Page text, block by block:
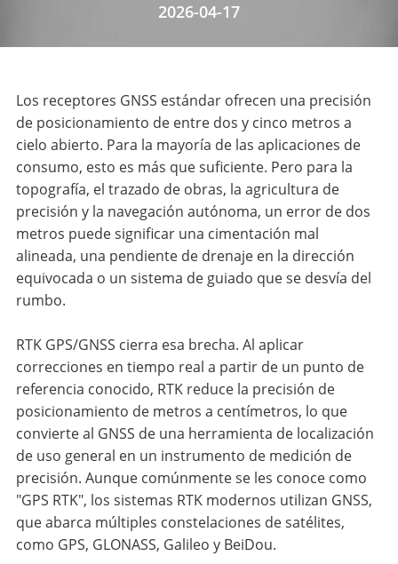
2026-04-17
Los receptores GNSS estándar ofrecen una precisión
de posicionamiento de entre dos y cinco metros a
cielo abierto. Para la mayoría de las aplicaciones de
consumo, esto es más que suficiente. Pero para la
topografía, el trazado de obras, la agricultura de
precisión y la navegación autónoma, un error de dos
metros puede significar una cimentación mal
alineada, una pendiente de drenaje en la dirección
equivocada o un sistema de guiado que se desvía del
rumbo.
RTK GPS/GNSS cierra esa brecha. Al aplicar
correcciones en tiempo real a partir de un punto de
referencia conocido, RTK reduce la precisión de
posicionamiento de metros a centímetros, lo que
convierte al GNSS de una herramienta de localización
de uso general en un instrumento de medición de
precisión. Aunque comúnmente se les conoce como
"GPS RTK", los sistemas RTK modernos utilizan GNSS,
que abarca múltiples constelaciones de satélites,
como GPS, GLONASS, Galileo y BeiDou.